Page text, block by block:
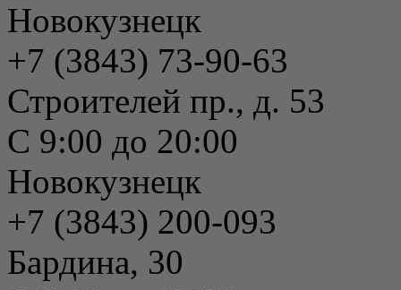
Новокузнецк
+7 (3843) 73-90-63
Строителей пр., д. 53
С 9:00 до 20:00
Новокузнецк
+7 (3843) 200-093
Бардина, 30